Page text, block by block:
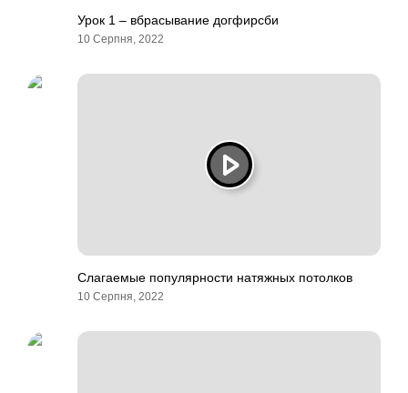
Урок 1 – вбрасывание догфирсби
10 Серпня, 2022
Слагаемые популярности натяжных потолков
10 Серпня, 2022